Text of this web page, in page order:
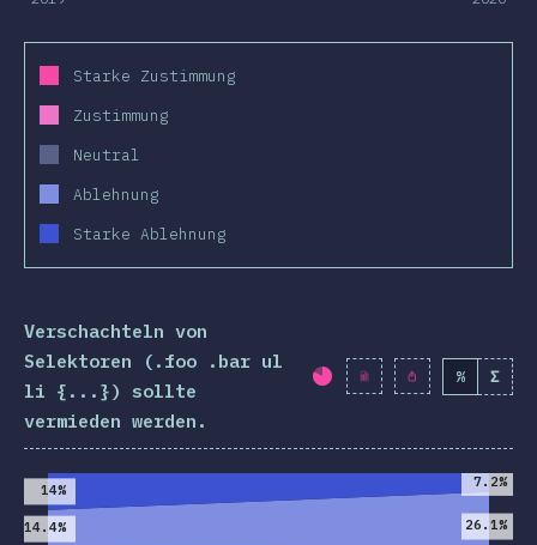
Starke Zustimmung
Zustimmung
Neutral
Ablehnung
Starke Ablehnung
Verschachteln von
Selektoren (.foo .bar ul
li {...}) sollte
vermieden werden.
Fortschritt: 80.4%
% Σ
2019 2020
14.4% 26.1%
14%
7.2%